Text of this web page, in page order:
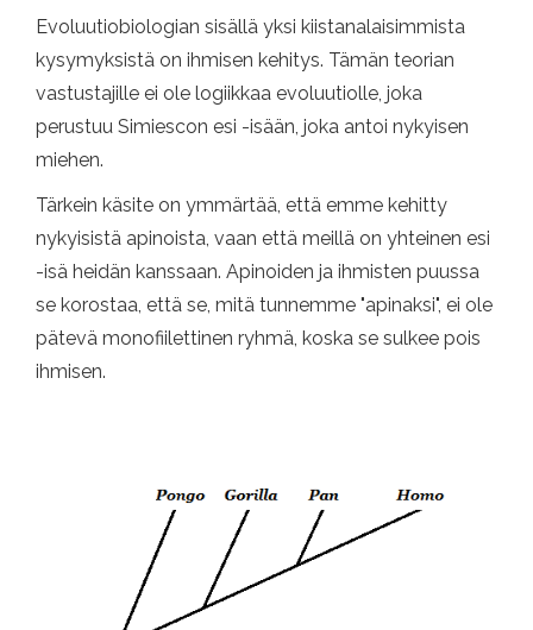
Evoluutiobiologian sisällä yksi kiistanalaisimmista
kysymyksistä on ihmisen kehitys. Tämän teorian
vastustajille ei ole logiikkaa evoluutiolle, joka
perustuu Simiescon esi -isään, joka antoi nykyisen
miehen.
Tärkein käsite on ymmärtää, että emme kehitty
nykyisistä apinoista, vaan että meillä on yhteinen esi
-isä heidän kanssaan. Apinoiden ja ihmisten puussa
se korostaa, että se, mitä tunnemme "apinaksi", ei ole
pätevä monofiilettinen ryhmä, koska se sulkee pois
ihmisen.